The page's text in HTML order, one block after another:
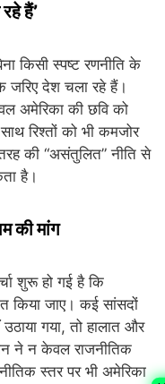
हैं’
किसी स्पष्ट रणनीति के
देश चला रहे हैं।
अमेरिका की छवि को
रिश्तों को भी कमजोर
की “असंतुलित” नीति से
है।
की मांग
शुरू हो गई है कि
किया जाए। कई सांसदों
गया, तो हालात और
ने न केवल राजनीतिक
स्तर पर भी अमेरिका